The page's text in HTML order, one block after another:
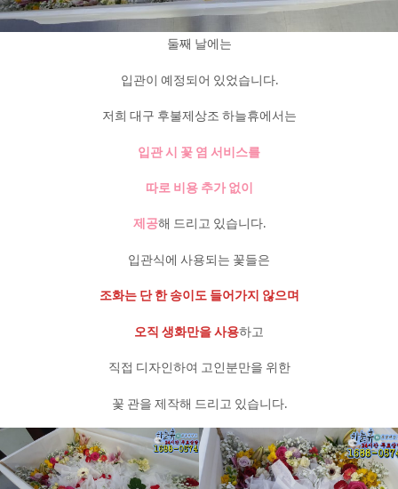
둘째 날에는
입관이 예정되어 있었습니다.
저희 대구 후불제상조 하늘휴에서는
입관 시 꽃 염 서비스를
따로 비용 추가 없이
제공해 드리고 있습니다.
입관식에 사용되는 꽃들은
조화는 단 한 송이도 들어가지 않으며
오직 생화만을 사용하고
직접 디자인하여 고인분만을 위한
꽃 관을 제작해 드리고 있습니다.